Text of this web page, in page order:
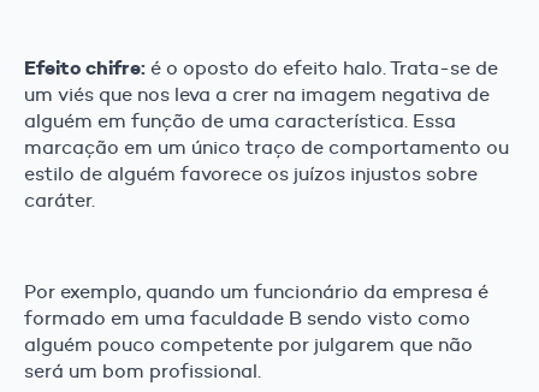
Efeito chifre: é o oposto do efeito halo. Trata-se de
um viés que nos leva a crer na imagem negativa de
alguém em função de uma característica. Essa
marcação em um único traço de comportamento ou
estilo de alguém favorece os juízos injustos sobre
caráter.
Por exemplo, quando um funcionário da empresa é
formado em uma faculdade B sendo visto como
alguém pouco competente por julgarem que não
será um bom profissional.